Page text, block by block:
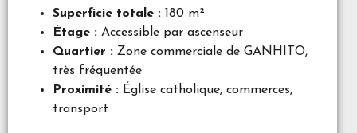
Superficie totale : 180 m²
Étage : Accessible par ascenseur
Quartier : Zone commerciale de GANHITO,
très fréquentée
Proximité : Église catholique, commerces,
transport